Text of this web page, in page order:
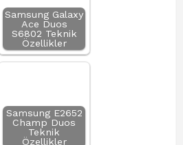
Samsung Galaxy
Ace Duos
S6802 Teknik
Özellikler
Samsung E2652
Champ Duos
Teknik
Özellikler